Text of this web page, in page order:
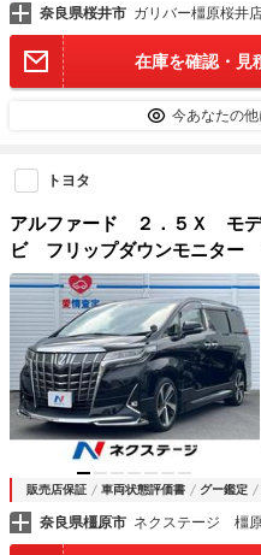
奈良県桜井市 ガリバー橿原桜井
在庫を確認・見
今あなたの他
トヨタ
アルファード ２．５Ｘ モ
ビ フリップダウンモニタ
パワースライドドア ＬＥＤヘ
販売店保証 車両状態評価書 グー鑑定
奈良県橿原市 ネクステージ 橿